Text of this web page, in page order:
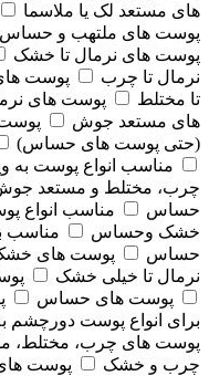
های مستعد لک یا ملاسما
پوست های ملتهب و حساس
پوست های نرمال تا خشک
نرمال تا چرب
پوست
تا مختلط
پوست های
های مستعد جوش
(حتی پوست های حساس)
مناسب انواع پوست به
چرب، مختلط و مستعد
حساس
مناسب انواع
خشک وحساس
مناسب
حساس
پوست های خشک
نرمال تا خیلی خشک
پوست های حساس
برای انواع پوست
پوست های چرب، مختلط،
چرب و خشک
پوست